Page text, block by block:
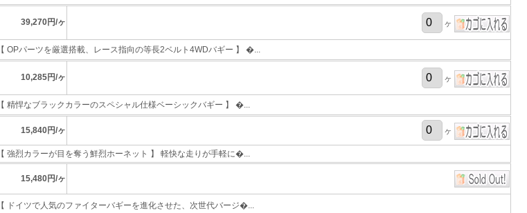
39,270円/ヶ ヶ
【 OPパーツを厳選搭載、レース指向の等長2ベルト4WDバギー 】 �...
10,285円/ヶ ヶ
【 精悍なブラックカラーのスペシャル仕様ベーシックバギー 】 �...
15,840円/ヶ ヶ
【 強烈カラーが目を奪う鮮烈ホーネット 】 軽快な走りが手軽に�...
15,480円/ヶ
【 ドイツで人気のファイターバギーを進化させた、次世代バージ�...